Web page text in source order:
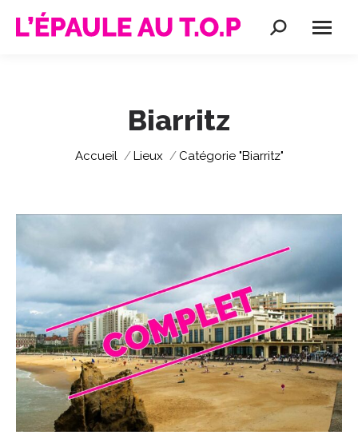
Recherche
Biarritz
Vous êtes ici :
Accueil Lieux Catégorie "Biarritz"